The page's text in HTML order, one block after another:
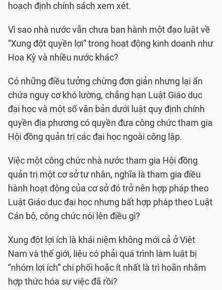
hoạch định chính sách xem xét.
Vì sao nhà nước vẫn chưa ban hành một đạo luật về
“Xung đột quyền lợi” trong hoạt động kinh doanh như
Hoa Kỳ và nhiều nước khác?
Có những điều tưởng chừng đơn giản nhưng lại ẩn
chứa nguy cơ khó lường, chẳng hạn Luật Giáo dục
đại học và một số văn bản dưới luật quy định chính
quyền địa phương có quyền đưa công chức tham gia
Hội đồng quản trị các đại học ngoài công lập.
Việc một công chức nhà nước tham gia Hội đồng
quản trị một cơ sở tư nhân, nghĩa là tham gia điều
hành hoạt động của cơ sở đó trở nên hợp pháp theo
Luật Giáo dục đại học nhưng bất hợp pháp theo Luật
Cán bộ, công chức nói lên điều gì?
Xung đột lợi ích là khái niệm không mới cả ở Việt
Nam và thế giới, liệu có phải quá trình làm luật bị
“nhóm lợi ích” chi phối hoặc ít nhất là trì hoãn nhằm
hợp thức hóa sự việc đã rồi?